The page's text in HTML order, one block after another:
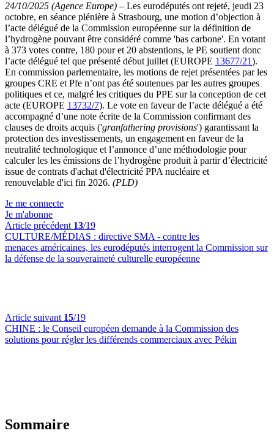
24/10/2025 (Agence Europe) – Les eurodéputés ont rejeté, jeudi 23
octobre, en séance plénière à Strasbourg, une motion d’objection à
l’acte délégué de la Commission européenne sur la définition de
l’hydrogène pouvant être considéré comme 'bas carbone'. En votant
à 373 votes contre, 180 pour et 20 abstentions, le PE soutient donc
l’acte délégué tel que présenté début juillet (EUROPE 13677/21).
En commission parlementaire, les motions de rejet présentées par les
groupes CRE et Pfe n’ont pas été soutenues par les autres groupes
politiques et ce, malgré les critiques du PPE sur la conception de cet
acte (EUROPE 13732/7). Le vote en faveur de l’acte délégué a été
accompagné d’une note écrite de la Commission confirmant des
clauses de droits acquis ('granfathering provisions') garantissant la
protection des investissements, un engagement en faveur de la
neutralité technologique et l’annonce d’une méthodologie pour
calculer les les émissions de l’hydrogène produit à partir d’électricité
issue de contrats d'achat d'électricité PPA nucléaire et
renouvelable d'ici fin 2026. (PLD)
Je me connecte
Je m'abonne
Article précédent 13/19
CULTURE/MÉDIAS : directive SMA - contre les
menaces américaines, les eurodéputés interrogent la Commission sur
la défense de la souveraineté culturelle européenne
Article suivant 15/19
CHINE : le Conseil européen demande à la Commission des
solutions pour régler les différends commerciaux avec Pékin
Sommaire